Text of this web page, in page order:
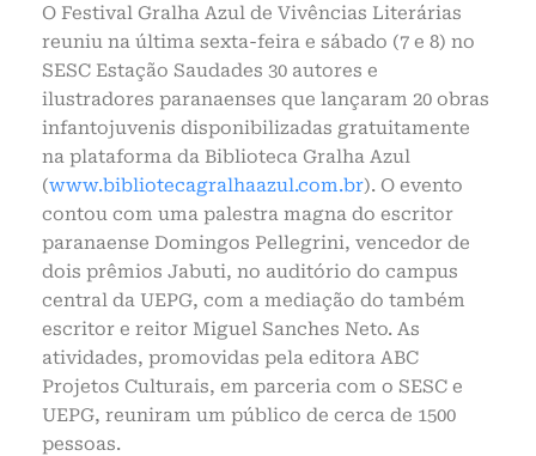
O Festival Gralha Azul de Vivências Literárias
reuniu na última sexta-feira e sábado (7 e 8) no
SESC Estação Saudades 30 autores e
ilustradores paranaenses que lançaram 20 obras
infantojuvenis disponibilizadas gratuitamente
na plataforma da Biblioteca Gralha Azul
(www.bibliotecagralhaazul.com.br). O evento
contou com uma palestra magna do escritor
paranaense Domingos Pellegrini, vencedor de
dois prêmios Jabuti, no auditório do campus
central da UEPG, com a mediação do também
escritor e reitor Miguel Sanches Neto. As
atividades, promovidas pela editora ABC
Projetos Culturais, em parceria com o SESC e
UEPG, reuniram um público de cerca de 1500
pessoas.